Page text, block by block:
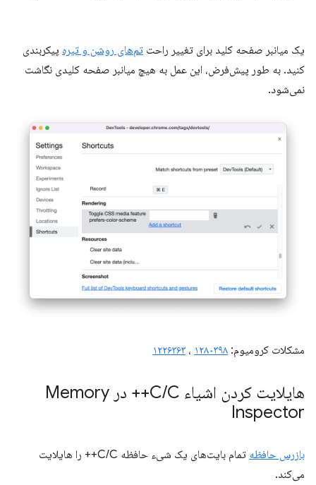
یک میانبر صفحه کلید برای تغییر راحت تم‌های روشن و تیره پیکربندی
کنید. به طور پیش‌فرض، این عمل به هیچ میانبر صفحه کلیدی نگاشت
نمی‌شود.
مشکلات کرومیوم: ۱۲۸۰۳۹۸ ، ۱۲۲۶۳۶۳
هایلایت کردن اشیاء C /
C++ در Memory
Inspector
بازرس حافظه
تمام بایت‌های یک شیء حافظه C/C++ را هایلایت
می‌کند.